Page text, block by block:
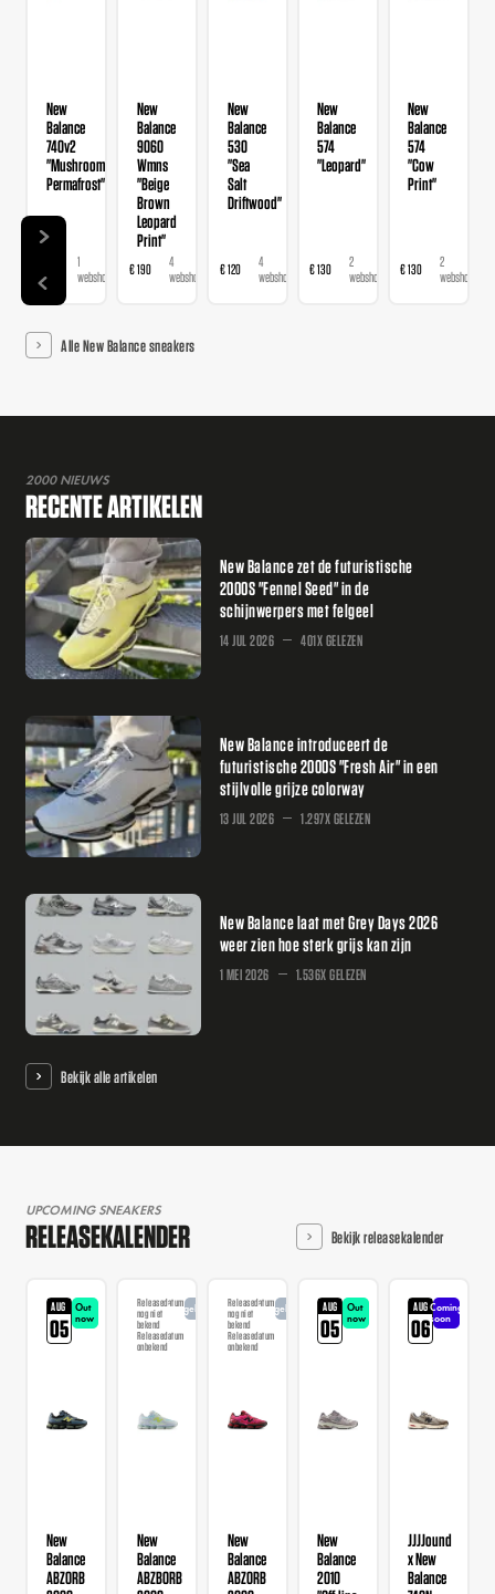
New
Balance
740v2
"Mushroom
Permafrost"
1
webshop
New
Balance
9060
Wmns
"Beige
Brown
Leopard
Print"
€ 190
4
webshops
New
Balance
530
"Sea
Salt
Driftwood"
€ 120
4
webshops
New
Balance
574
"Leopard"
€ 130
2
webshops
New
Balance
574
"Cow
Print"
€ 130
2
webshops
Alle New Balance sneakers
2000 NIEUWS
RECENTE ARTIKELEN
New Balance zet de futuristische
2000S "Fennel Seed" in de
schijnwerpers met felgeel
14 JUL 2026 401X GELEZEN
New Balance introduceert de
futuristische 2000S "Fresh Air" in een
stijlvolle grijze colorway
13 JUL 2026 1.297X GELEZEN
New Balance laat met Grey Days 2026
weer zien hoe sterk grijs kan zijn
1 MEI 2026 1.536X GELEZEN
Bekijk alle artikelen
UPCOMING SNEAKERS
RELEASEKALENDER Bekijk releasekalender
AUG
05
Out
now
New
Balance
ABZORB
Releasedatum
nog niet
bekend
Releasedatum
onbekend
Aangekondigd
New
Balance
ABZBORB
Releasedatum
nog niet
bekend
Releasedatum
onbekend
Aangekondigd
New
Balance
ABZORB
AUG
05
Out
now
New
Balance
2010
AUG
06
Coming
soon
JJJJound
x New
Balance